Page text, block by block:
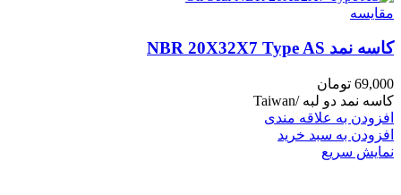
مقايسه
کاسه نمد NBR 20X32X7 Type AS
69,000 تومان
کاسه نمد دو لبه /Taiwan
افزودن به علاقه مندی
افزودن به سبد خرید
نمایش سریع